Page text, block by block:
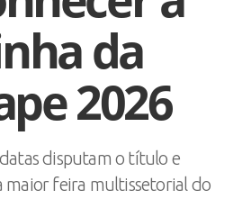
da
2026
disputam o título e
maior feira multissetorial do